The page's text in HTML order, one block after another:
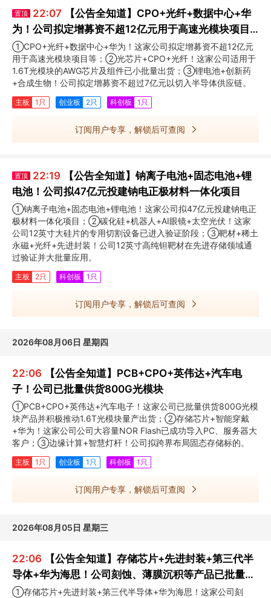
置顶 22:07
【公告全知道】CPO+光纤+数据中心+华
为！公司拟定增募资不超12亿元用于高速光模块项目
等
①CPO+光纤+数据中心+华为！这家公司拟定增募资不超12亿元
用于高速光模块项目等；②光芯片+CPO+光纤！这家公司适用于
1.6T光模块的AWG芯片及组件已小批量出货；③锂电池+创新药
+合成生物！公司拟定增募资不超过7亿元以切入半导体供应链。
主板 1只 创业板 2只 科创板 1只
订阅用户专享，解锁后可查阅
置顶 22:19
【公告全知道】钠离子电池+固态电池+锂
电池！公司拟47亿元投建钠电正极材料一体化项目
①钠离子电池+固态电池+锂电池！这家公司拟47亿元投建钠电正
极材料一体化项目；②碳化硅+机器人+AI眼镜+太空光伏！这家
公司12英寸大硅片的专用切割设备已进入验证阶段；③靶材+稀土
永磁+光纤+先进封装！公司12英寸高纯钽靶材在先进存储领域通
过验证并大批量应用。
主板 2只 科创板 1只
订阅用户专享，解锁后可查阅
2026年08月06日 星期四
22:06
【公告全知道】PCB+CPO+英伟达+汽车电
子！公司已批量供货800G光模块
①PCB+CPO+英伟达+汽车电子！这家公司已批量供货800G光模
块产品并积极推动1.6T光模块量产出货；②存储芯片+智能穿戴
+华为！这家公司公司大容量NOR Flash已成功导入PC、服务器大
客户；③边缘计算+智慧灯杆！公司拟跨界布局固态存储标的。
主板 1只 创业板 1只 科创板 1只
订阅用户专享，解锁后可查阅
2026年08月05日 星期三
22:06
【公告全知道】存储芯片+先进封装+第三代半
导体+华为海思！公司刻蚀、薄膜沉积等产品已批量交
付主流存储及HBM客户
①存储芯片+先进封装+第三代半导体+华为海思！这家公司刻